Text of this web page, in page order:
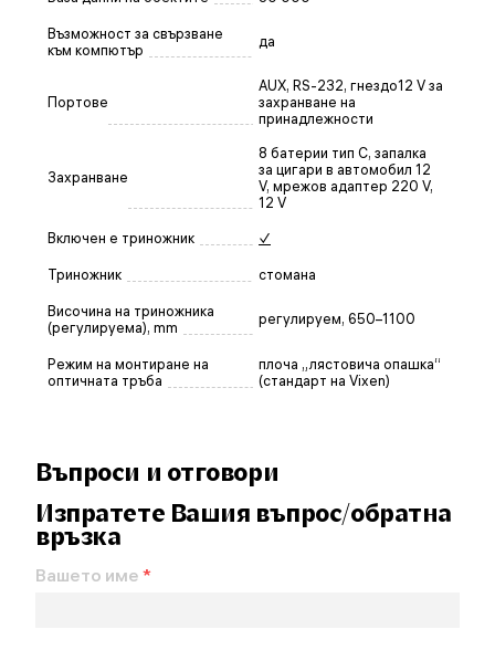
Възможност за свързване
към компютър
да
Портове
AUX, RS-232, гнездо12 V за
захранване на
принадлежности
Захранване
8 батерии тип C, запалка
за цигари в автомобил 12
V, мрежов адаптер 220 V,
12 V
Включен е триножник ✓
Триножник стомана
Височина на триножника
(регулируема), mm
регулируем, 650–1100
Режим на монтиране на
оптичната тръба
плоча „лястовича опашка“
(стандарт на Vixen)
Въпроси и отговори
Изпратете Вашия въпрос/обратна
връзка
Вашето име *